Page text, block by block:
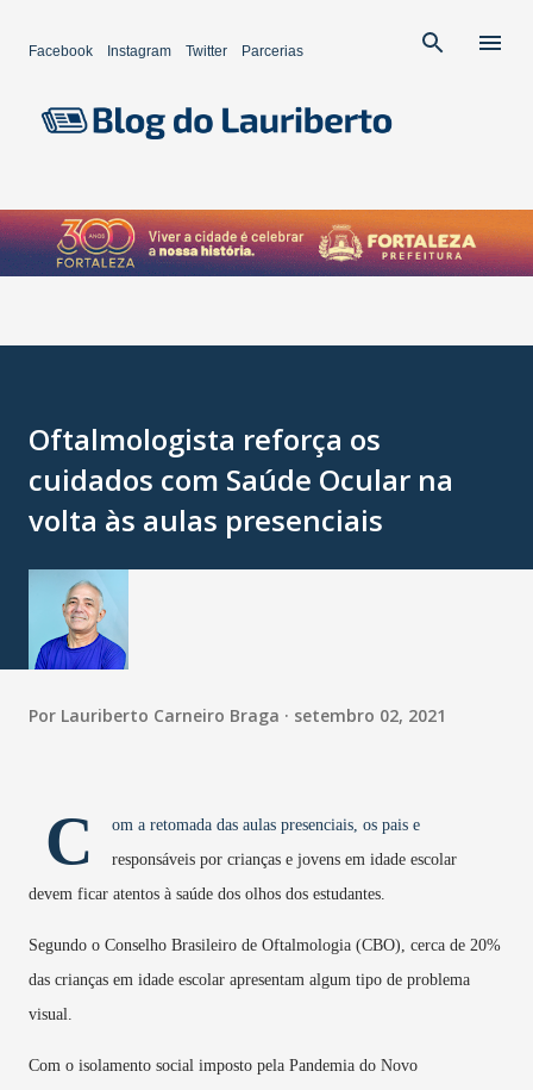
Facebook Instagram Twitter Parcerias
Oftalmologista reforça os
cuidados com Saúde Ocular na
volta às aulas presenciais
Por Lauriberto Carneiro Braga setembro 02, 2021
C
om a retomada das aulas presenciais, os pais e
responsáveis por crianças e jovens em idade escolar
devem ficar atentos à saúde dos olhos dos estudantes.
Segundo o Conselho Brasileiro de Oftalmologia (CBO), cerca de 20%
das crianças em idade escolar apresentam algum tipo de problema
visual.
Com o isolamento social imposto pela Pandemia do Novo